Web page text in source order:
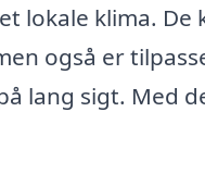
lokale klima. De
også er
lang sigt. Med